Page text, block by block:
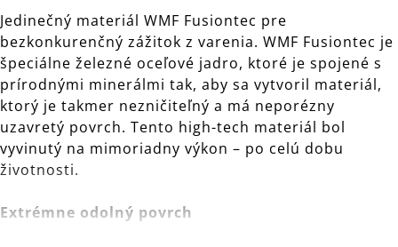
Jedinečný materiál WMF Fusiontec pre
bezkonkurenčný zážitok z varenia. WMF Fusiontec je
špeciálne železné oceľové jadro, ktoré je spojené s
prírodnými minerálmi tak, aby sa vytvoril materiál,
ktorý je takmer nezničiteľný a má neporézny
uzavretý povrch. Tento high-tech materiál bol
vyvinutý na mimoriadny výkon – po celú dobu
životnosti.
Extrémne odolný povrch